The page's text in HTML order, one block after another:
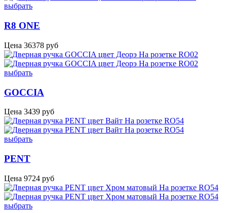
выбрать
R8 ONE
Цена 36378 руб
выбрать
GOCCIA
Цена 3439 руб
выбрать
PENT
Цена 9724 руб
выбрать